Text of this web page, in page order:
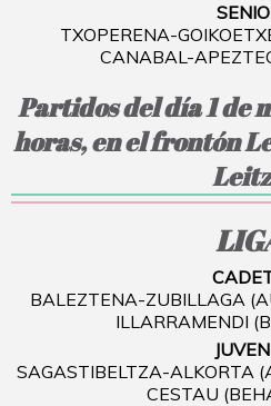
TXOPERENA-
CANABAL-
Partidos del día 1 de
horas, en el frontón
BALEZTENA-ZUBILLAGA
ILLARRAMENDI
SAGASTIBELTZA-ALKORTA
CESTAU